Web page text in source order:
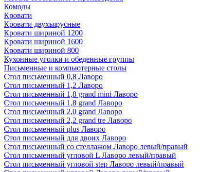
Комоды
Кровати
Кровати двухъярусные
Кровати шириной 1200
Кровати шириной 1600
Кровати шириной 800
Кухонные уголки и обеденные группы
Письменные и компьютерные столы
Стол письменный 0,8 Лаворо
Стол письменный 1,2 Лаворо
Стол письменный 1,8 grand mini Лаворо
Стол письменный 1,8 grand Лаворо
Стол письменный 2,0 grand Лаворо
Стол письменный 2,2 grand tre Лаворо
Стол письменный plus Лаворо
Стол письменный для двоих Лаворо
Стол письменный со стеллажом Лаворо левый/правый
Стол письменный угловой L Лаворо левый/правый
Стол письменный угловой step Лаворо левый/правый